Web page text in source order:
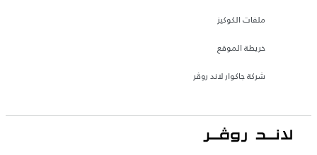
ملفات الكوكيز
خريطة الموقع
شركة جاكوار لاند روڤر